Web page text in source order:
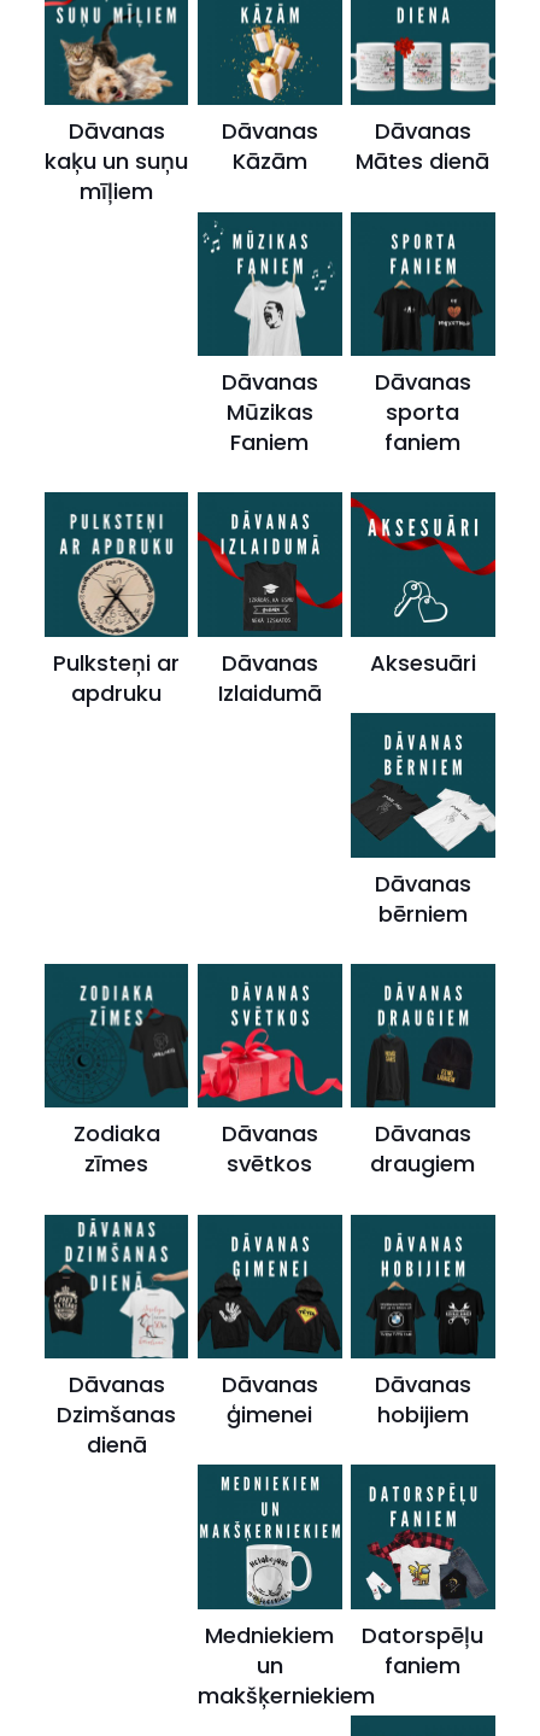
Dāvanas
kaķu un suņu
mīļiem
Dāvanas
Kāzām
Dāvanas
Mātes dienā
Dāvanas
Mūzikas
Faniem
Dāvanas
sporta
faniem
Pulksteņi ar
apdruku
Dāvanas
Izlaidumā
Aksesuāri
Dāvanas
bērniem
Zodiaka
zīmes
Dāvanas
svētkos
Dāvanas
draugiem
Dāvanas
Dzimšanas
dienā
Dāvanas
ģimenei
Dāvanas
hobijiem
Medniekiem
un
makšķerniekiem
Datorspēļu
faniem